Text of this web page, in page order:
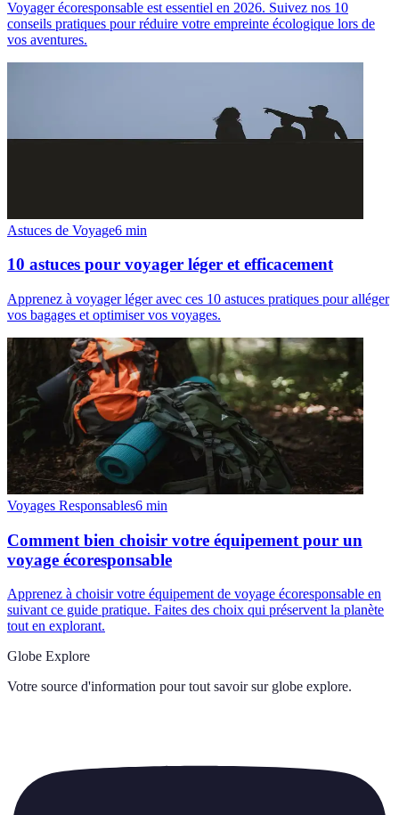
Voyager écoresponsable est essentiel en 2026. Suivez nos 10
conseils pratiques pour réduire votre empreinte écologique lors de
vos aventures.
Astuces de Voyage6 min
10 astuces pour voyager léger et efficacement
Apprenez à voyager léger avec ces 10 astuces pratiques pour alléger
vos bagages et optimiser vos voyages.
Voyages Responsables6 min
Comment bien choisir votre équipement pour un
voyage écoresponsable
Apprenez à choisir votre équipement de voyage écoresponsable en
suivant ce guide pratique. Faites des choix qui préservent la planète
tout en explorant.
Globe Explore
Votre source d'information pour tout savoir sur globe explore.